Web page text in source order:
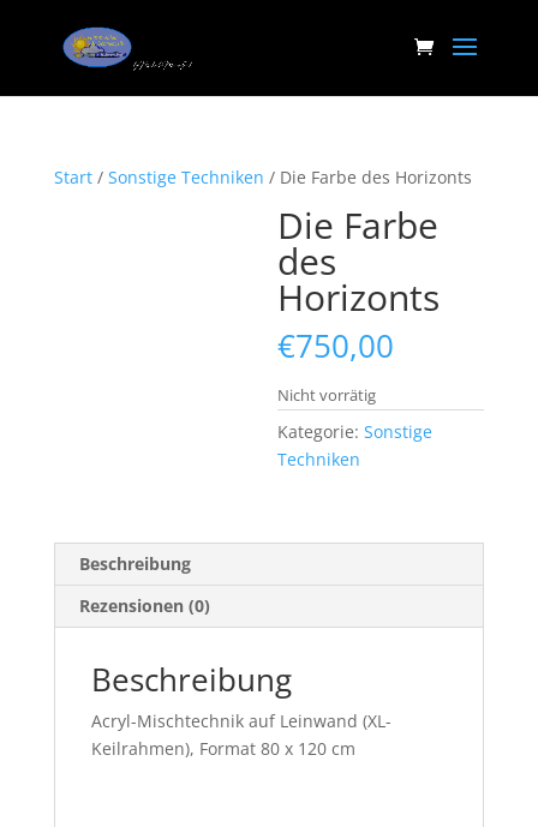
Start/ Sonstige Techniken / Die Farbe des Horizonts
Die Farbe
des
Horizonts
€750,00
Nicht vorrätig
Kategorie:Sonstige
Techniken
Beschreibung
Rezensionen (0)
Beschreibung
Acryl-Mischtechnik auf Leinwand (XL-
Keilrahmen), Format 80 x 120 cm